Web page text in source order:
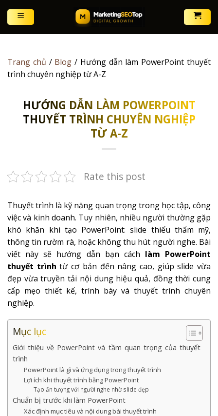
Trang chủ / Blog / Hướng dẫn làm PowerPoint thuyết
trình chuyên nghiệp từ A-Z
HƯỚNG DẪN LÀM POWERPOINT
THUYẾT TRÌNH CHUYÊN NGHIỆP
TỪ A-Z
Rate this post
Thuyết trình là kỹ năng quan trọng trong học tập, công
việc và kinh doanh. Tuy nhiên, nhiều người thường gặp
khó khăn khi tạo PowerPoint: slide thiếu thẩm mỹ,
thông tin rườm rà, hoặc không thu hút người nghe. Bài
viết này sẽ hướng dẫn bạn cách làm PowerPoint
thuyết trình từ cơ bản đến nâng cao, giúp slide vừa
đẹp vừa truyền tải nội dung hiệu quả, đồng thời cung
cấp mẹo thiết kế, trình bày và thuyết trình chuyên
nghiệp.
Mục lục
Giới thiệu về PowerPoint và tầm quan trọng của thuyết
trình
PowerPoint là gì và ứng dụng trong thuyết trình
Lợi ích khi thuyết trình bằng PowerPoint
Tạo ấn tượng với người nghe nhờ slide đẹp
Chuẩn bị trước khi làm PowerPoint
Xác định mục tiêu và nội dung bài thuyết trình